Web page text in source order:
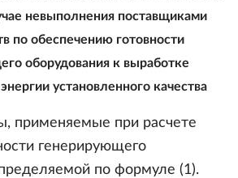
невыполнения поставщиками
по обеспечению готовности
оборудования к выработке
установленного качества
применяемые при расчете
генерирующего
по формуле (1).